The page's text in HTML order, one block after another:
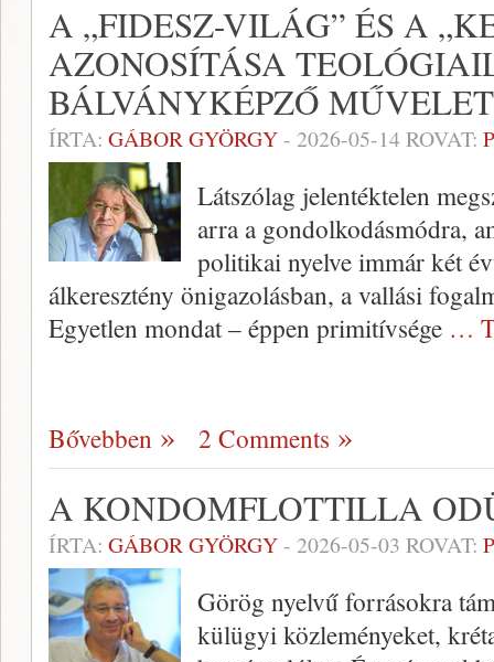
A „FIDESZ-VILÁG” ÉS A
AZONOSÍTÁSA
BÁLVÁNYKÉPZŐ MŰVELET
ÍRTA: GÁBOR GYÖRGY- 2026-05-14ROVAT:
Látszólag jelentéktelen
arra a gondolkodásmódra,
politikai nyelve immár két
álkeresztény önigazolásban, a vallási
Egyetlen mondat – éppen primitívsége …
Bővebben 2 Comments
A KONDOMFLOTTILLA
ÍRTA: GÁBOR GYÖRGY- 2026-05-03 ROVAT:
Görög nyelvű forrásokra
külügyi közleményeket,